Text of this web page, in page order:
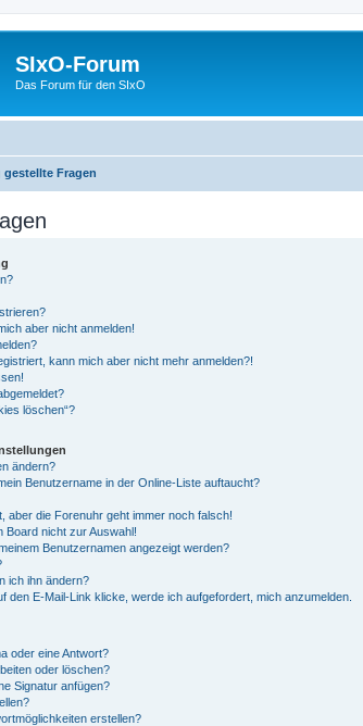
SIxO-Forum
Das Forum für den SIxO
gestellte Fragen
aber nicht anmelden!
kann mich aber nicht mehr anmelden?!
löschen“?
ändern?
Benutzername in der Online-Liste auftaucht?
aber die Forenuhr geht immer noch falsch!
Board nicht zur Auswahl!
Benutzernamen angezeigt werden?
ich ihn ändern?
den E-Mail-Link klicke, werde ich aufgefordert, mich anzumelden.
oder eine Antwort?
oder löschen?
Signatur anfügen?
erstellen?